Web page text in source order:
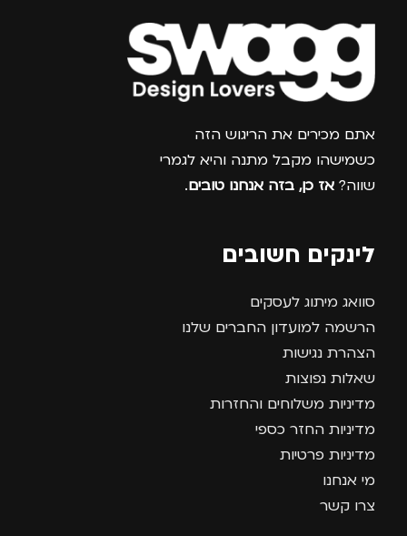
צרפו אותי למועדון
אתם מכירים את הריגוש הזה
כשמישהו מקבל מתנה והיא לגמרי
שווה? אז כן, בזה אנחנו טובים.
לינקים חשובים
סוואג מיתוג לעסקים
הרשמה למועדון החברים שלנו
הצהרת נגישות
שאלות נפוצות
מדיניות משלוחים והחזרות
מדיניות החזר כספי
מדיניות פרטיות
מי אנחנו
צרו קשר